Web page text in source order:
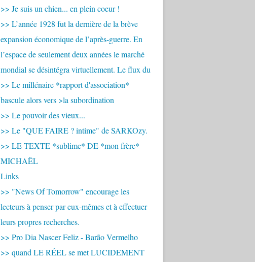
>> Je suis un chien... en plein coeur !
>> L’année 1928 fut la dernière de la brève
expansion économique de l’après-guerre. En
l’espace de seulement deux années le marché
mondial se désintégra virtuellement. Le flux du
>> Le millénaire *rapport d'association*
bascule alors vers >la subordination
>> Le pouvoir des vieux...
>> Le "QUE FAIRE ? intime" de SARKOzy.
>> LE TEXTE *sublime* DE *mon frère*
MICHAËL
Links
>> "News Of Tomorrow" encourage les
lecteurs à penser par eux-mêmes et à effectuer
leurs propres recherches.
>> Pro Dia Nascer Feliz - Barão Vermelho
>> quand LE RÉEL se met LUCIDEMENT